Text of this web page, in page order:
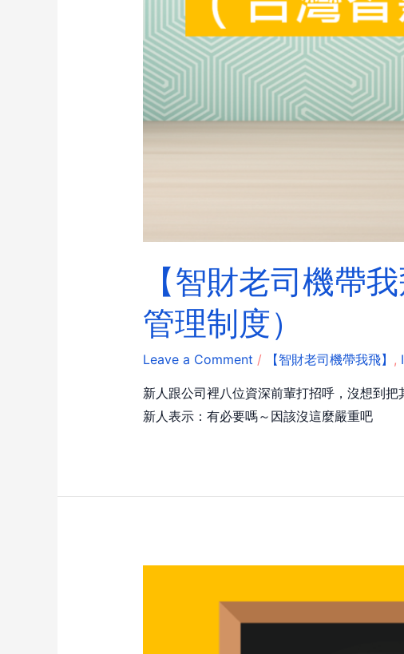
【智財老司機帶
管理制度）
Leave a Comment / 【智財老司機帶我飛】 ,
新人跟公司裡八位資深前輩打招呼，沒想到
新人表示：有必要嗎～因該沒這麼嚴重吧